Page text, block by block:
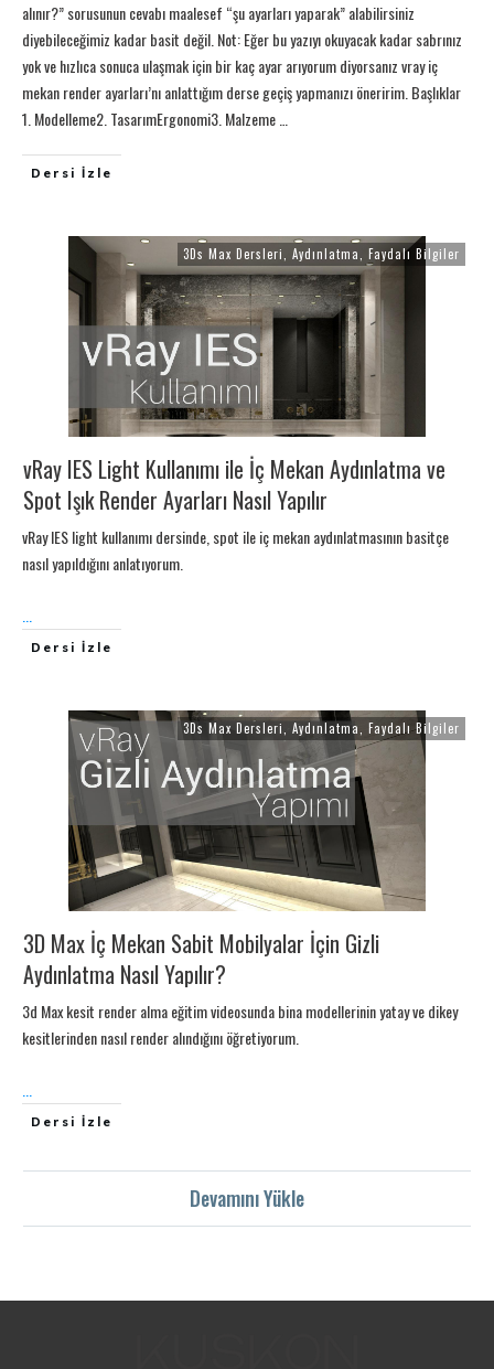
alınır?” sorusunun cevabı maalesef “şu ayarları yaparak” alabilirsiniz
diyebileceğimiz kadar basit değil. Not: Eğer bu yazıyı okuyacak kadar sabrınız
yok ve hızlıca sonuca ulaşmak için bir kaç ayar arıyorum diyorsanız vray iç
mekan render ayarları’nı anlattığım derse geçiş yapmanızı öneririm. Başlıklar
1. Modelleme2. TasarımErgonomi3. Malzeme
Dersi İzle
3Ds Max Dersleri Aydınlatma Faydalı Bilgiler
vRay IES Light Kullanımı ile İç Mekan Aydınlatma ve
Spot Işık Render Ayarları Nasıl Yapılır
vRay IES light kullanımı dersinde, spot ile iç mekan aydınlatmasının basitçe
nasıl yapıldığını anlatıyorum.
Dersi İzle
3Ds Max Dersleri Aydınlatma Faydalı Bilgiler
3D Max İç Mekan Sabit Mobilyalar İçin Gizli
Aydınlatma Nasıl Yapılır?
3d Max kesit render alma eğitim videosunda bina modellerinin yatay ve dikey
kesitlerinden nasıl render alındığını öğretiyorum.
Dersi İzle
Devamını Yükle